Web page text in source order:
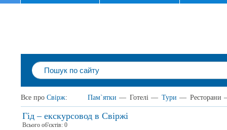
Все про Свірж: Пам`ятки — Готелі — Тури — Ресторани
Гід – екскурсовод в Свіржі
Всього об'єктів: 0